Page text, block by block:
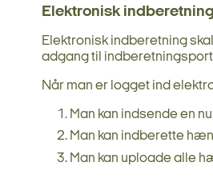
Elektronisk indberetning
Elektronisk indberetning
adgang til
Når man er logget ind
Man kan indsende en
Man kan indberette
Man kan uploade alle